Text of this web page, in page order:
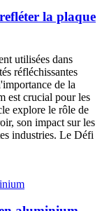
la plaque
utilisées dans
réfléchissantes
de la
est crucial pour les
explore le rôle de
son impact sur les
industries. Le Défi